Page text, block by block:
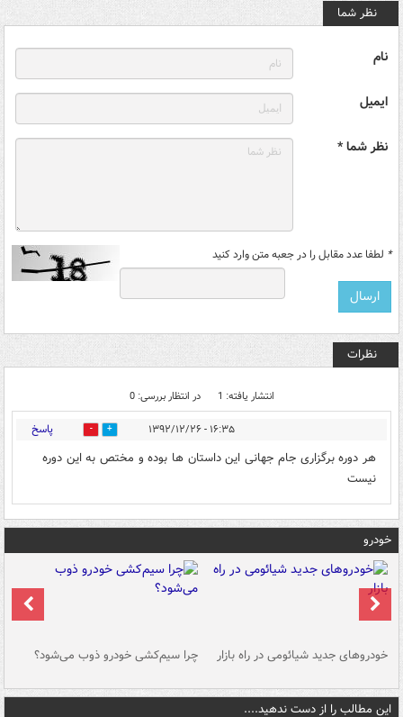
نظر شما
نام
ایمیل
نظر شما *
* لطفا عدد مقابل را در جعبه متن وارد کنید
نظرات
انتشار یافته: 1 در انتظار بررسی: 0
۱۶:۳۵ - ۱۳۹۲/۱۲/۲۶ 0 پاسخ
هر دوره برگزاری جام جهانی این داستان ها بوده و مختص به این دوره
نیست
خودرو
خودروهای جدید شیائومی در راه بازار چرا سیم‌کشی خودرو ذوب می‌شود؟
این مطالب را از دست ندهید....